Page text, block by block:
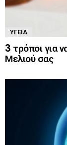
ΥΓΕΊΑ
3 τρόποι για
Μελιού σας